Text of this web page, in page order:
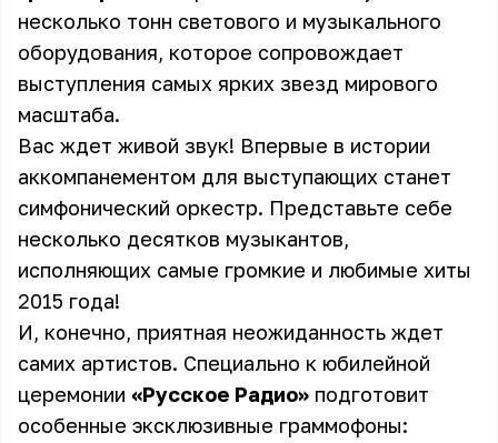
несколько тонн светового и музыкального
оборудования, которое сопровождает
выступления самых ярких звезд мирового
масштаба.
Вас ждет живой звук! Впервые в истории
аккомпанементом для выступающих станет
симфонический оркестр. Представьте себе
несколько десятков музыкантов,
исполняющих самые громкие и любимые хиты
2015 года!
И, конечно, приятная неожиданность ждет
самих артистов. Специально к юбилейной
церемонии «Русское Радио» подготовит
особенные эксклюзивные граммофоны: